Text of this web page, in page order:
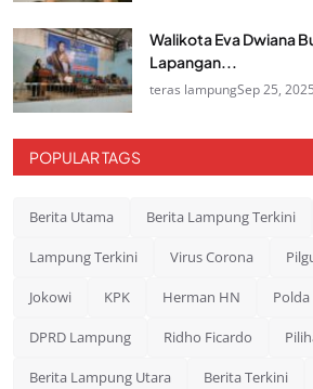
Walikota Eva Dwiana
Lapangan...
teras lampungSep 25, 2025
POPULAR TAGS
Berita Utama Berita Lampung Terkini
Lampung Terkini Virus Corona
Jokowi KPK Herman HN
DPRD Lampung Ridho Ficardo
Berita Lampung Utara Berita Terkini